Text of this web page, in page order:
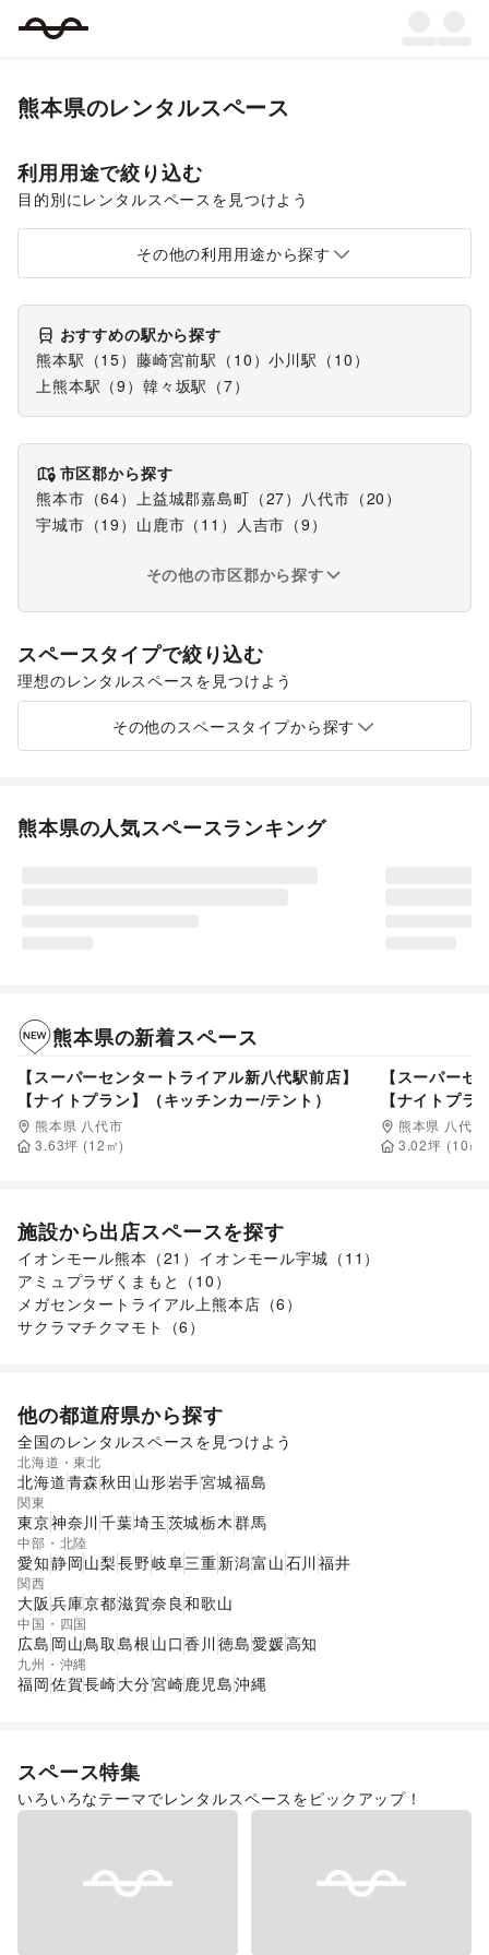
熊本県のレンタルスペース
利用用途で絞り込む
目的別にレンタルスペースを見つけよう
食品販売 販促イベント
その他の利用用途から探す
おすすめの駅から探す
熊本駅 （15） 藤崎宮前駅 （ 10 ）小川駅 （ 10 ）
上熊本駅 （9 ） 韓々坂駅 （7）
市区郡から探す
熊本市 （64） 上益城郡嘉島町 （27） 八代市 （20 ）
宇城市 （19 ） 山鹿市 （ 11 ） 人吉市 （9 ）
その他の市区郡から探す
スペースタイプで絞り込む
理想のレンタルスペースを見つけよう
ショッピングモール
その他のスペースタイプから探す
熊本県の人気スペースランキング
熊本県の新着スペース
【スーパーセンタートライアル新八代駅前店】
【ナイトプラン】（キッチンカー/テント）
熊本県 八代市
3.63坪 (12 ㎡)
【スーパー
【ナイトプ
ント）
熊本県 八代市
3.02坪 (10㎡)
施設から出店スペースを探す
イオンモール熊本 （21 ） イオンモール宇城 （ 11 ）
アミュプラザくまもと （ 10 ）
メガセンタートライアル上熊本店 （6 ）
サクラマチクマモト
（6 ）
他の都道府県から探す
全国のレンタルスペースを見つけよう
北海道・東北
北海道青森秋田 山形岩手宮城福島
関東
東京神奈川 千葉埼玉 茨城栃木群馬
中部・北陸
愛知静岡山梨長野岐阜三重新潟富山石川 福井
関西
大阪 兵庫京都滋賀奈良和歌山
中国・四国
広島 岡山鳥取 島根 山口香川 徳島愛媛高知
九州・沖縄
福岡佐賀長崎大分宮崎鹿児島沖縄
スペース特集
いろいろなテーマでレンタルスペースをピックアップ！